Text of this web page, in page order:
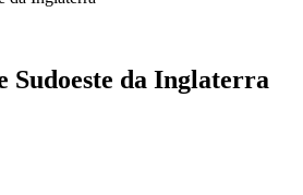
Sudoeste da Inglaterra